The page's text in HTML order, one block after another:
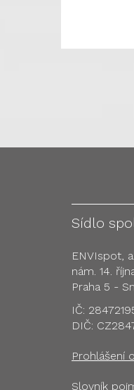
Sídlo
ENVIspot,
nám. 14.
Praha 5 -
IČ:
DIČ:
Prohlášení
Slovník